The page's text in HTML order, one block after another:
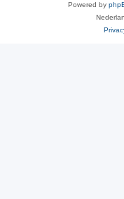
Powered by